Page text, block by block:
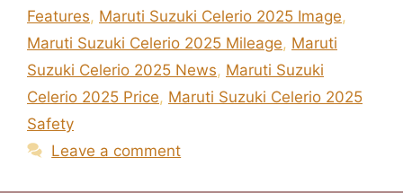
Features, Maruti Suzuki Celerio 2025 Image,
Maruti Suzuki Celerio 2025 Mileage, Maruti
Suzuki Celerio 2025 News, Maruti Suzuki
Celerio 2025 Price, Maruti Suzuki Celerio 2025
Safety
Leave a comment